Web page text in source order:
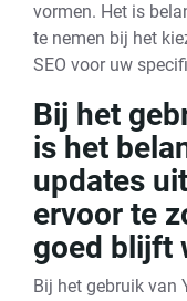
vormen. Het is
te nemen bij het
SEO voor uw
Bij het
is het
updates
ervoor te
goed blijft
Bij het gebruik van